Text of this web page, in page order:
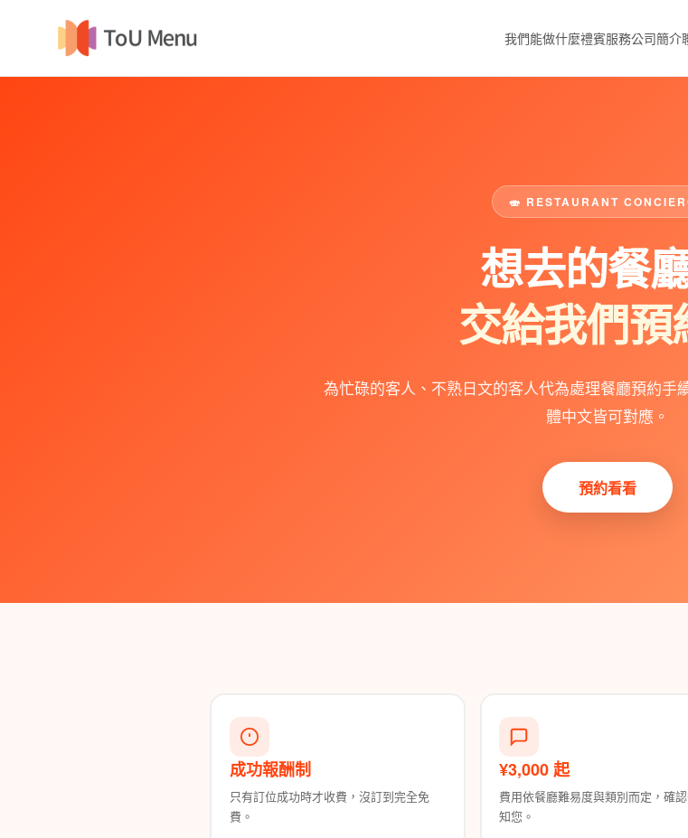
我們能做什麼禮賓服務公司簡介
🍣 RESTAURANT
想去的餐
交給我們預
為忙碌的客人、不熟日文的客人代為處理餐廳預約手
體中文皆可對應。
預約看看
成功報酬制
只有訂位成功時才收費，沒訂到完全免
費。
¥3,000 起
費用依餐廳難易度與類別而定，確
知您。